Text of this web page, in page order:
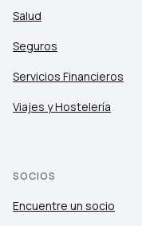
Salud
Seguros
Servicios Financieros
Viajes y Hostelería
SOCIOS
Encuentre un socio